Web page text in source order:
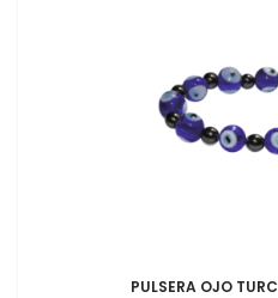
PULSERA OJO